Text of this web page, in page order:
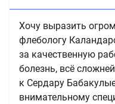
Хочу выразить
флебологу
за качественную
болезнь, всё
к Сердару
внимательному